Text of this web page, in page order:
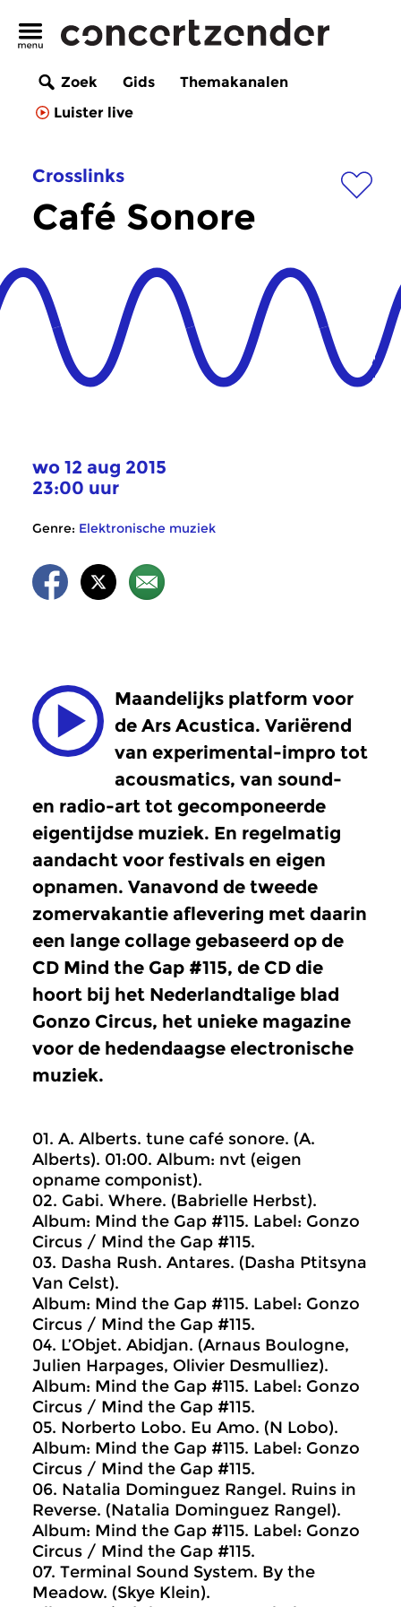
Zoek Gids
Themakanalen
Luister live
Crosslinks
Café Sonore
wo 12 aug 2015
23:00 uur
Genre: Elektronische muziek
Maandelijks platform voor
de Ars Acustica. Variërend
van experimental-impro tot
acousmatics, van sound-
en radio-art tot gecomponeerde
eigentijdse muziek. En regelmatig
aandacht voor festivals en eigen
opnamen. Vanavond de tweede
zomervakantie aflevering met daarin
een lange collage gebaseerd op de
CD Mind the Gap #115, de CD die
hoort bij het Nederlandtalige blad
Gonzo Circus, het unieke magazine
voor de hedendaagse electronische
muziek.
01. A. Alberts. tune café sonore. (A.
Alberts). 01:00. Album: nvt (eigen
opname componist).
02. Gabi. Where. (Babrielle Herbst).
Album: Mind the Gap #115. Label: Gonzo
Circus / Mind the Gap #115.
03. Dasha Rush. Antares. (Dasha Ptitsyna
Van Celst).
Album: Mind the Gap #115. Label: Gonzo
Circus / Mind the Gap #115.
04. L’Objet. Abidjan. (Arnaus Boulogne,
Julien Harpages, Olivier Desmulliez).
Album: Mind the Gap #115. Label: Gonzo
Circus / Mind the Gap #115.
05. Norberto Lobo. Eu Amo. (N Lobo).
Album: Mind the Gap #115. Label: Gonzo
Circus / Mind the Gap #115.
06. Natalia Dominguez Rangel. Ruins in
Reverse. (Natalia Dominguez Rangel).
Album: Mind the Gap #115. Label: Gonzo
Circus / Mind the Gap #115.
07. Terminal Sound System. By the
Meadow. (Skye Klein).